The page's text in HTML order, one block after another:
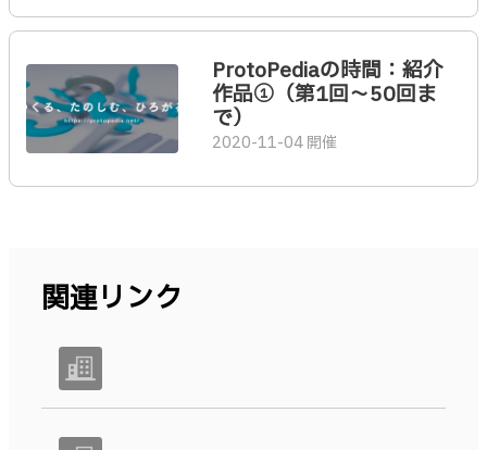
ProtoPediaの時間：紹介
作品①（第1回〜50回ま
で）
2020-11-04 開催
関連リンク